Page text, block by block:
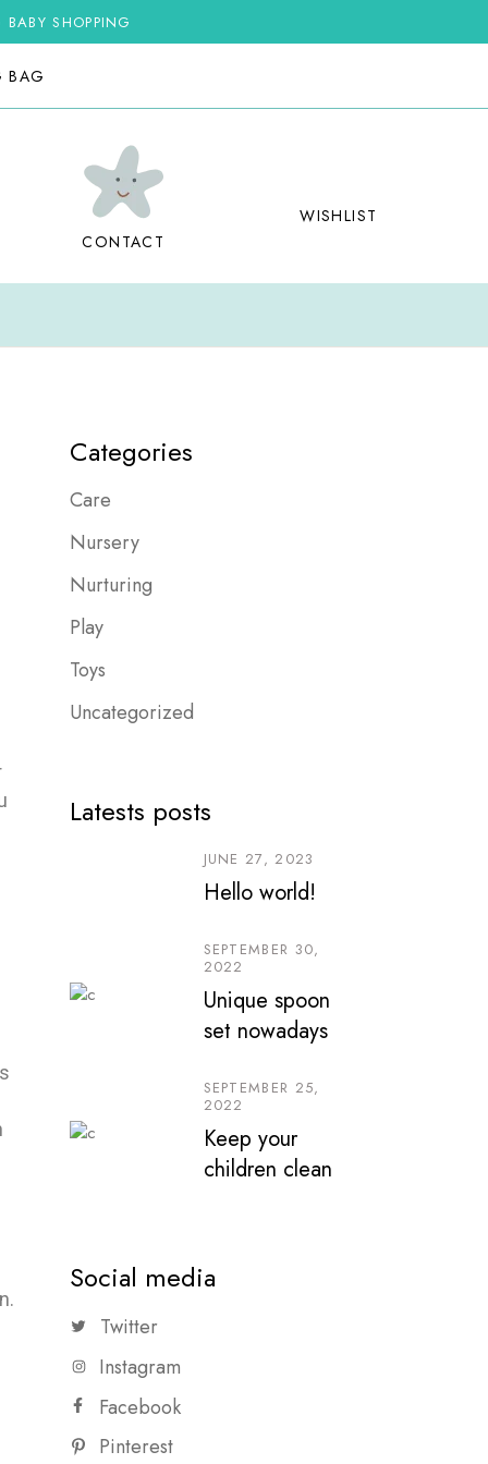
SHOPPING
BAG
CONTACT
WISHLIST
Categories
Care
Nursery
Nurturing
Play
Toys
Uncategorized
Latests posts
JUNE 27, 2023
Hello world!
SEPTEMBER 30,
2022
Unique spoon
set nowadays
SEPTEMBER 25,
2022
Keep your
children clean
Social media
Twitter
Instagram
Facebook
Pinterest